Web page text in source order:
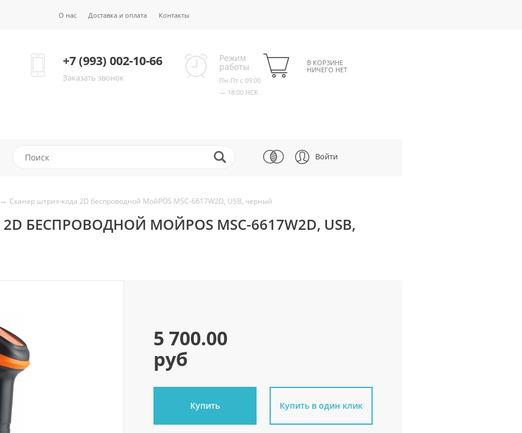
О нас Доставка и оплата Контакты
+7 (993) 002-10-66
Заказать звонок
Режим
работы
Пн-Пт с 09:00
— 18:00 НСК
В КОРЗИНЕ
НИЧЕГО НЕТ
Войти
→ Сканер штрих-кода 2D беспроводной МойPOS MSC-6617W2D, USB, черный
БЕСПРОВОДНОЙ МОЙPOS MSC-6617W2D, USB,
5 700.00
руб
Купить Купить в один клик